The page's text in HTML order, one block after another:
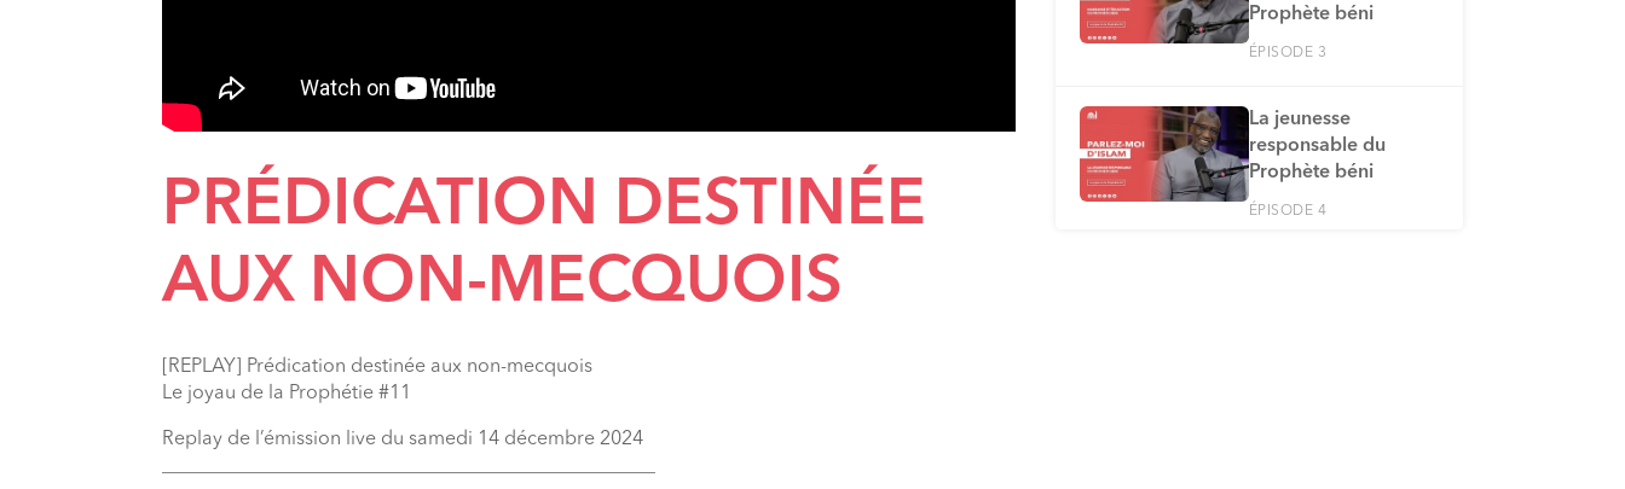
PRÉDICATION DESTINÉE
AUX NON-MECQUOIS
[REPLAY] Prédication destinée aux non-mecquois
Le joyau de la Prophétie #11
Replay de l’émission live du samedi 14 décembre 2024
Prophète béni
ÉPISODE 3
La jeunesse
responsable du
Prophète béni
ÉPISODE 4